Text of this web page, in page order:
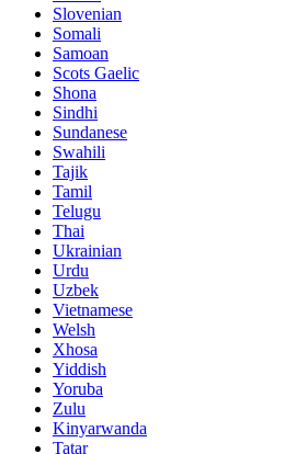
Slovenian
Somali
Samoan
Scots Gaelic
Shona
Sindhi
Sundanese
Swahili
Tajik
Tamil
Telugu
Thai
Ukrainian
Urdu
Uzbek
Vietnamese
Welsh
Xhosa
Yiddish
Yoruba
Zulu
Kinyarwanda
Tatar